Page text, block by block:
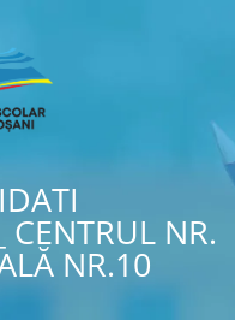
NR.
NR.10